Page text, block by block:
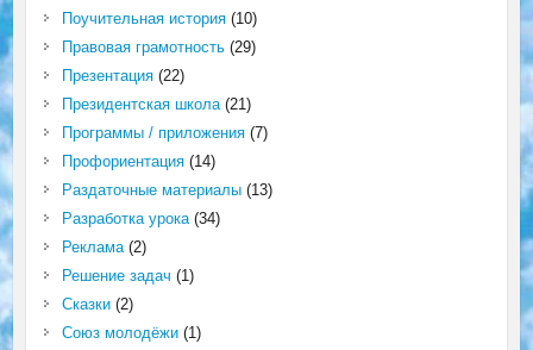
Поучительная история(10)
Правовая грамотность(29)
Презентация(22)
Президентская школа(21)
Программы / приложения(7)
Профориентация(14)
Раздаточные материалы(13)
Разработка урока(34)
Реклама(2)
Решение задач (1)
Сказки(2)
Союз молодёжи(1)